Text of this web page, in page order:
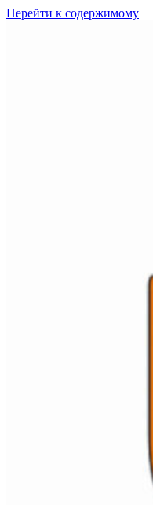
Перейти к содержимому